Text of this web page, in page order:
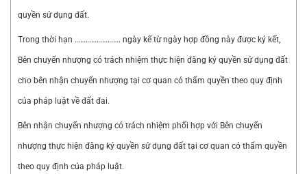
quyền sử dụng đất.
Trong thời hạn ……………………. ngày kể từ ngày hợp đồng này được ký kết,
Bên chuyển nhượng có trách nhiệm thực hiện đăng ký quyền sử dụng đất
cho bên nhận chuyển nhượng tại cơ quan có thẩm quyền theo quy định
của pháp luật về đất đai.
Bên nhận chuyển nhượng có trách nhiệm phối hợp với Bên chuyển
nhượng thực hiện đăng ký quyền sử dụng đất tại cơ quan có thẩm quyền
theo quy định của pháp luật.